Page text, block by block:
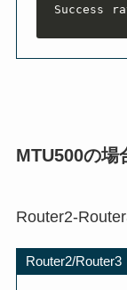
Success
MTU500の場
Router2-
Router2/Router3